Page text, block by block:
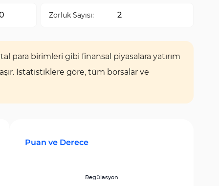
Zorluk Sayısı: 2
para birimleri gibi finansal piyasalara yatırım
İstatistiklere göre, tüm borsalar ve
Puan ve Derece
Regülasyon